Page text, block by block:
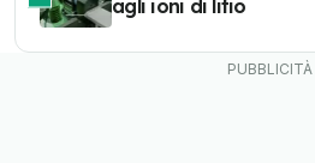
agli ioni di litio